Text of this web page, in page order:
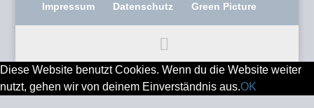
Impressum Datenschutz Green Picture
Diese Website benutzt Cookies. Wenn du die Website weiter
nutzt, gehen wir von deinem Einverständnis aus.OK